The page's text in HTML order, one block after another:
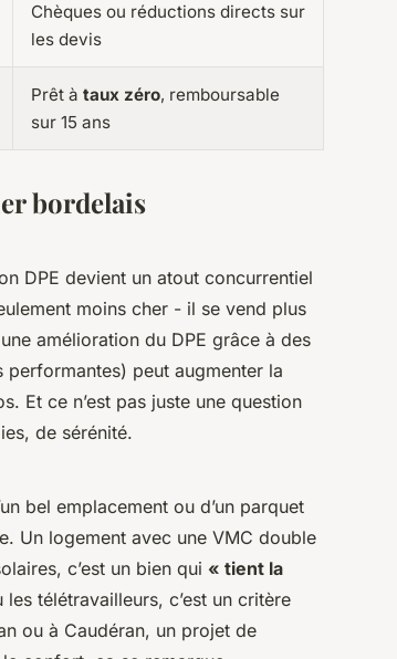
Chèques ou réductions directs sur
les devis
Prêt à taux zéro, remboursable
sur 15 ans
bordelais
DPE devient un atout concurrentiel
moins cher - il se vend plus
amélioration du DPE grâce à des
performantes) peut augmenter la
Et ce n’est pas juste une question
de sérénité.
bel emplacement ou d’un parquet
Un logement avec une VMC double
c’est un bien qui « tient la
télétravailleurs, c’est un critère
ou à Caudéran, un projet de